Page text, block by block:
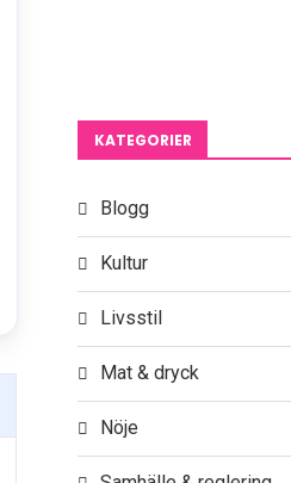
KATEGORIER
Blogg
Kultur
Livsstil
Mat & dryck
Nöje